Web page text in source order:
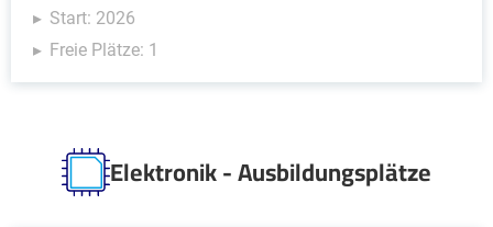
Start: 2026
Freie Plätze: 1
Elektronik - Ausbildungsplätze